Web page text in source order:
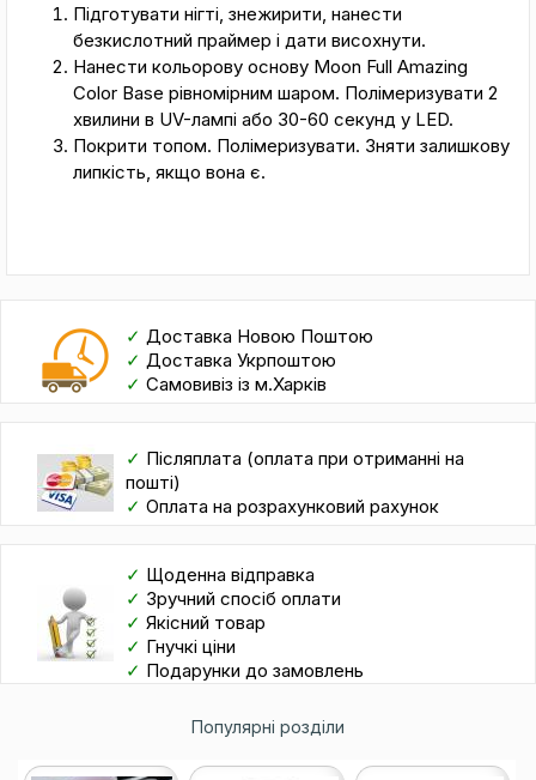
Підготувати нігті, знежирити, нанести
безкислотний праймер і дати висохнути.
Нанести кольорову основу Moon Full Amazing
Color Base рівномірним шаром. Полімеризувати 2
хвилини в UV-лампі або 30-60 секунд у LED.
Покрити топом. Полімеризувати. Зняти залишкову
липкість, якщо вона є.
✓ Доставка Новою Поштою
✓ Доставка Укрпоштою
✓ Самовивіз із м.Харків
✓ Післяплата (оплата при отриманні на
пошті)
✓ Оплата на розрахунковий рахунок
✓ Щоденна відправка
✓ Зручний спосіб оплати
✓ Якісний товар
✓ Гнучкі ціни
✓ Подарунки до замовлень
Популярні розділи